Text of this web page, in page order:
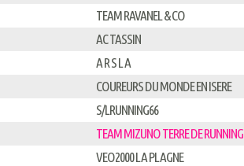
TEAM RAVANEL & CO
AC TASSIN
A R S L A
COUREURS DU MONDE EN ISERE
S/LRUNNING66
TEAM MIZUNO TERRE DE RUNNING
VEO2000 LA PLAGNE